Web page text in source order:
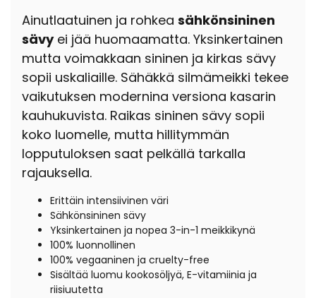
Ainutlaatuinen ja rohkea sähkönsininen
sävyei jää huomaamatta. Yksinkertainen
mutta voimakkaan sininen ja kirkas sävy
sopii uskaliaille. Sähäkkä silmämeikki tekee
vaikutuksen modernina versiona kasarin
kauhukuvista. Raikas sininen sävy sopii
koko luomelle, mutta hillitymmän
lopputuloksen saat pelkällä tarkalla
rajauksella.
Erittäin intensiivinen väri
Sähkönsininen sävy
Yksinkertainen ja nopea 3-in-1 meikkikynä
100% luonnollinen
100% vegaaninen ja cruelty-free
Sisältää luomu kookosöljyä, E-vitamiinia ja
riisiuutetta